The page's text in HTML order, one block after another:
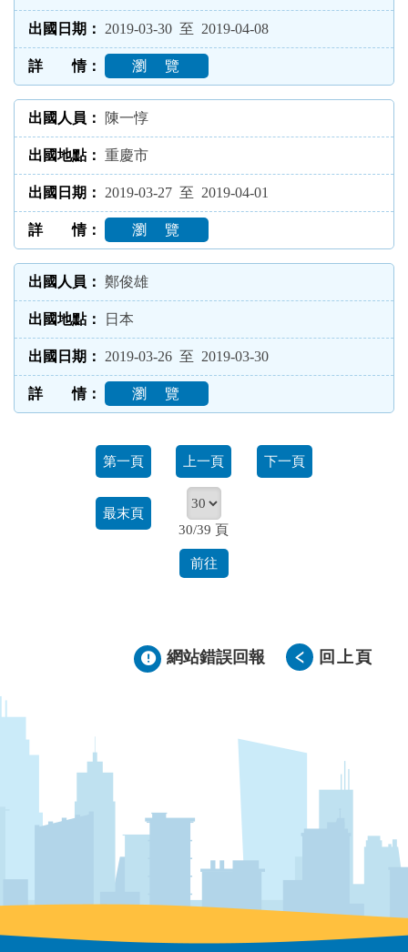
2019-03-30 至 2019-04-08
瀏 覽
陳一惇
重慶市
2019-03-27 至 2019-04-01
瀏 覽
鄭俊雄
日本
2019-03-26 至 2019-03-30
瀏 覽
第一頁 上一頁 下一頁
最末頁
30/39 頁
前往
網站錯誤回報 回上頁